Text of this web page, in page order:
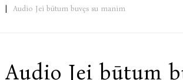
Audio Jei būtum buvęs su manim
Audio Jei būtum